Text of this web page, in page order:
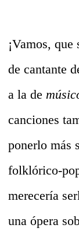
¡Vamos,
de cantante
a la de
canciones
ponerlo más
folklórico-
merecería
una ópera